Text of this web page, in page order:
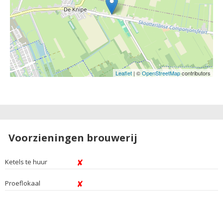
Leaflet | ©OpenStreetMapcontributors
Voorzieningen brouwerij
Ketels te huur
Proeflokaal